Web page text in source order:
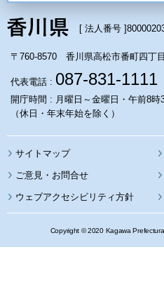
[ 法人番号 ]
〒760-8570 香川県高松市番町四丁
代表電話 : 087-831-1111
開庁時間 : 月曜日～金曜日・午前8時
（休日・年末年始を除く）
サイトマップ
ウェブアクセシビリティ方針
Copyright © 2020 Kagawa